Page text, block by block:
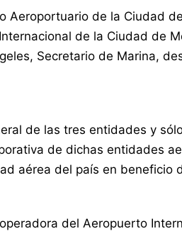
Aeroportuario de la Ciudad
de la Ciudad de
Secretario de Marina,
de las tres entidades y
de dichas entidades
aérea del país en beneficio
del Aeropuerto